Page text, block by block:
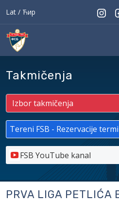
Lat / Ћир
Takmičenja
Tereni FSB - Rezervacije
FSB YouTube kanal
PRVA LIGA PETLIĆA